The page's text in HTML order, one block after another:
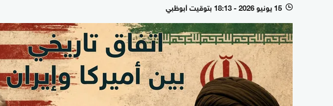
l 15 يونيو 2026 - 18:13 بتوقيت أبوظبي